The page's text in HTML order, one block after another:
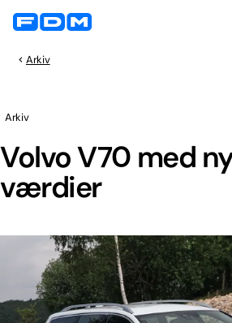
Arkiv
Volvo V70 med
værdier
Arkiv